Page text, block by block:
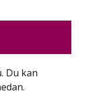
Du kan